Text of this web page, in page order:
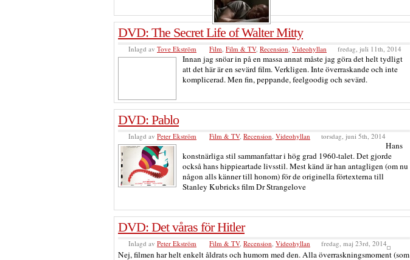
DVD: The Secret Life of Walter Mitty
Inlagd av Tove Ekström Film, Film & TV, Recension, Videohyllan fredag, juli 11th, 2014
Innan jag snöar in på en massa annat måste jag göra det helt tydligt
att det här är en sevärd film. Verkligen. Inte överraskande och inte
komplicerad. Men fin, peppande, feelgoodig och sevärd.
DVD: Pablo
Inlagd av Peter Ekström Film & TV, Recension, Videohyllan torsdag, juni 5th, 2014
Hans
konstnärliga stil sammanfattar i hög grad 1960-talet. Det gjorde
också hans hippieartade livsstil. Mest känd är han antagligen (om nu
någon alls känner till honom) för de originella förtexterna till
Stanley Kubricks film Dr Strangelove
DVD: Det våras för Hitler
Inlagd av Peter Ekström Film & TV, Recension Videohyllan fredag, maj 23rd, 2014
Nej, filmen har helt enkelt åldrats och humorn med den. Alla överraskningsmoment (som